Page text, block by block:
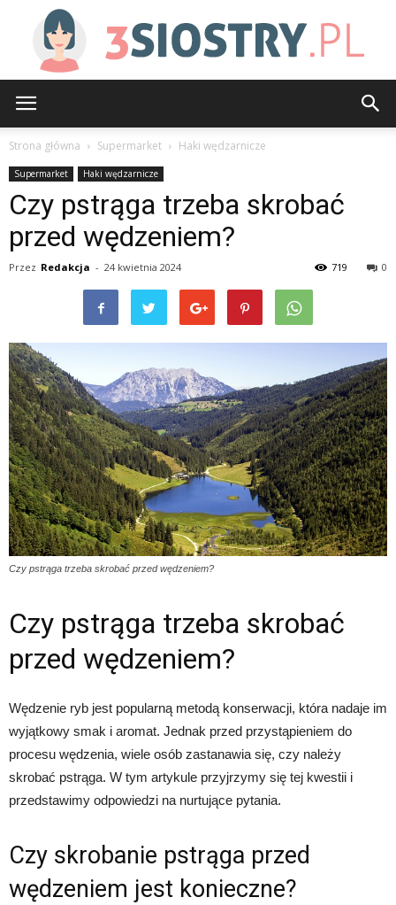
Strona główna Supermarket Haki wędzarnicze
Supermarket Haki wędzarnicze
Czy pstrąga trzeba skrobać
przed wędzeniem?
Przez Redakcja - 24 kwietnia 2024 0
719
Czy pstrąga trzeba skrobać przed wędzeniem?
Czy pstrąga trzeba skrobać
przed wędzeniem?
Wędzenie ryb jest popularną metodą konserwacji, która nadaje im
wyjątkowy smak i aromat. Jednak przed przystąpieniem do
procesu wędzenia, wiele osób zastanawia się, czy należy
skrobać pstrąga. W tym artykule przyjrzymy się tej kwestii i
przedstawimy odpowiedzi na nurtujące pytania.
Czy skrobanie pstrąga przed
wędzeniem jest konieczne?